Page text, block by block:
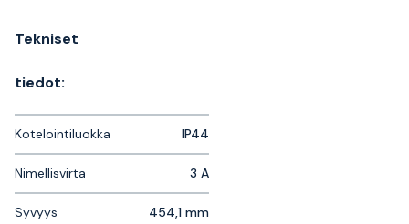
Tekniset
tiedot:
Kotelointiluokka IP44
Nimellisvirta 3 A
Syvyys 454,1 mm